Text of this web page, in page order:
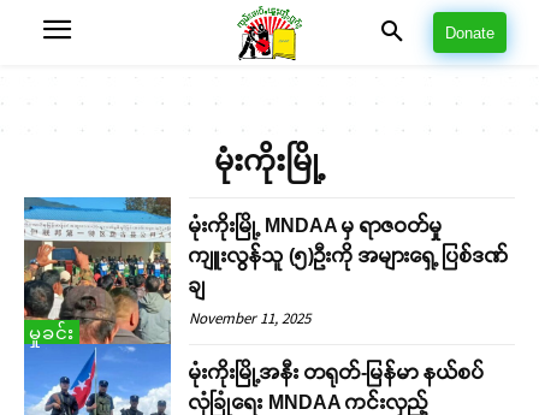
Donate
မုံးကိုးမြို့
မှုခင်း
မုံးကိုးမြို့ MNDAA မှ ရာဇဝတ်မှု
ကျူးလွန်သူ (၅)ဉီးကို အများရှေ့ ပြစ်ဒဏ်
ချ
November 11, 2025
မုံးကိုးမြို့အနီး တရုတ်-မြန်မာ နယ်စပ်
လုံခြုံရေး MNDAA ကင်းလှည့်